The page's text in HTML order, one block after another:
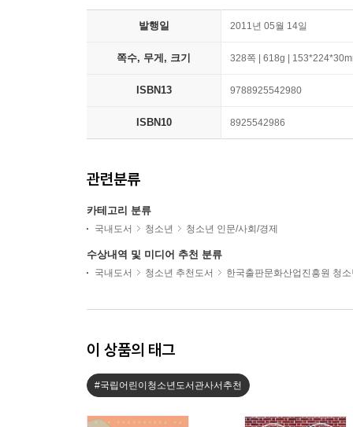
발행일 2011년 05월 14일
쪽수, 무게, 크기 328쪽 | 618g |
ISBN13 9788925542980
ISBN10 8925542986
관련분류
카테고리 분류
국내도서 청소년 청소년 인문/사회/경제
수상내역 및 미디어 추천 분류
국내도서 청소년 추천도서 한국출판문화산업진흥원 청
이 상품의 태그
#국립어린이청소년도서관사서추천